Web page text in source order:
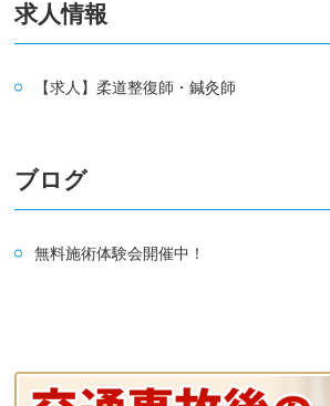
求人情報
【求人】柔道整復師・鍼灸師
ブログ
無料施術体験会開催中！